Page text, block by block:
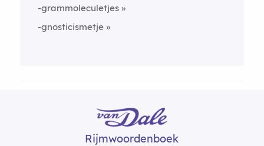
-grammoleculetjes
-gnosticismetje
Rijmwoordenboek